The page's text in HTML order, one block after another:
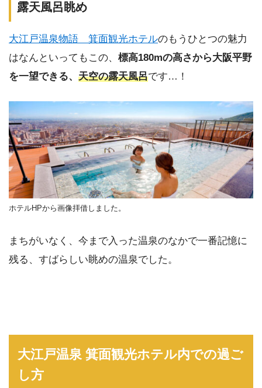
露天風呂眺め
大江戸温泉物語 箕面観光ホテルのもうひとつの魅力
はなんといってもこの、 標高180mの高さから大阪平野
を一望できる、 天空の露天風呂です…！
ホテルHPから画像拝借しました。
まちがいなく、今まで入った温泉のなかで一番記憶に
残る、すばらしい眺めの温泉でした。
大江戸温泉 箕面観光ホテル内での過ご
し方